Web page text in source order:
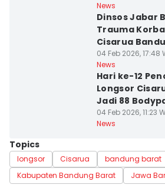
News
Dinsos Jabar
Trauma
Cisarua
04 Feb 2026, 17:48
News
Hari ke-12
Longsor
Jadi 88
04 Feb 2026, 11:23
News
Topics
longsor Cisarua
bandung barat
Kabupaten Bandung Barat
Jawa